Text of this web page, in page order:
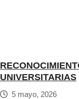
UNIVERSITARIAS
5 mayo, 2026